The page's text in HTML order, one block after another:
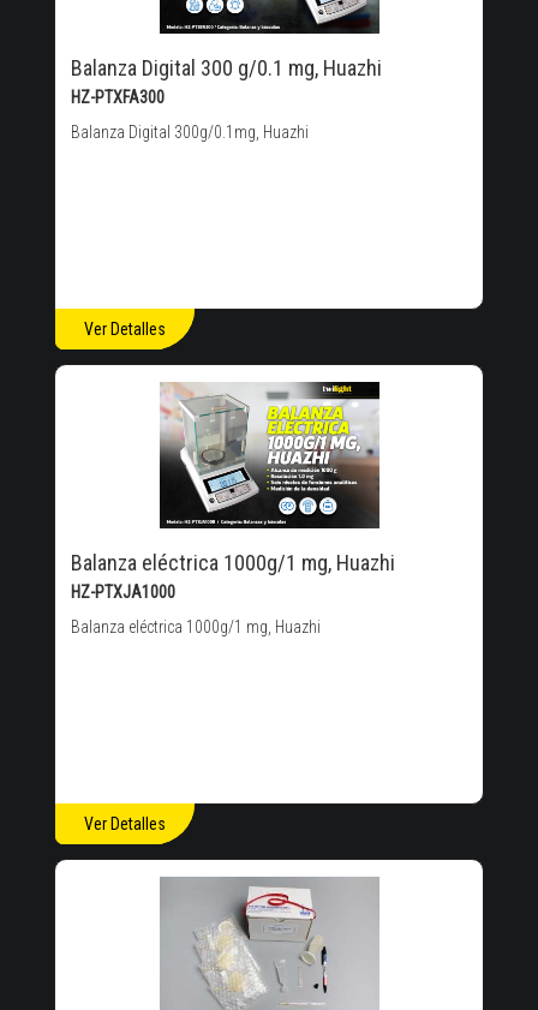
Balanza Digital 300 g/0.1 mg, Huazhi
HZ-PTXFA300
Balanza Digital 300g/0.1mg, Huazhi
Ver Detalles
Balanza eléctrica 1000g/1 mg, Huazhi
HZ-PTXJA1000
Balanza eléctrica 1000g/1 mg, Huazhi
Ver Detalles